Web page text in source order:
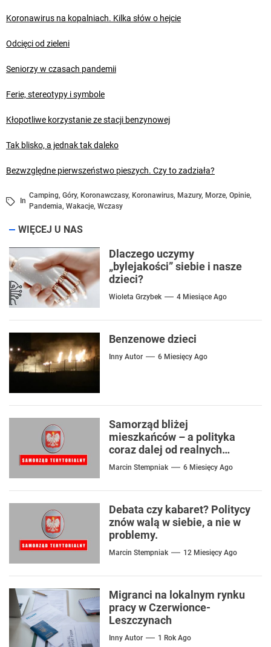
Koronawirus na kopalniach. Kilka słów o hejcie
Odcięci od zieleni
Seniorzy w czasach pandemii
Ferie, stereotypy i symbole
Kłopotliwe korzystanie ze stacji benzynowej
Tak blisko, a jednak tak daleko
Bezwzględne pierwszeństwo pieszych. Czy to zadziała?
In
Camping, Góry, Koronawczasy, Koronawirus, Mazury, Morze, Opinie,
Pandemia, Wakacje, Wczasy
WIĘCEJ U NAS
Dlaczego uczymy
„bylejakości” siebie i nasze
dzieci?
Wioleta Grzybek 4 Miesiące Ago
Benzenowe dzieci
Inny Autor 6 Miesięcy Ago
Samorząd bliżej
mieszkańców – a polityka
coraz dalej od realnych
problemów
Marcin Stempniak 6 Miesięcy Ago
Debata czy kabaret? Politycy
znów walą w siebie, a nie w
problemy.
Marcin Stempniak 12 Miesięcy Ago
Migranci na lokalnym rynku
pracy w Czerwionce-
Leszczynach
Inny Autor 1 Rok Ago